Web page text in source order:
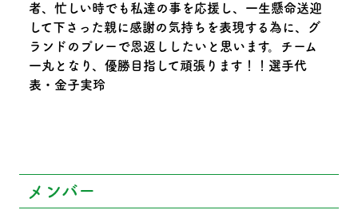
者、忙しい時でも私達の事を応援し、一生懸命送迎
して下さった親に感謝の気持ちを表現する為に、グ
ランドのプレーで恩返ししたいと思います。チーム
一丸となり、優勝目指して頑張ります！！選手代
表・金子実玲
メンバー